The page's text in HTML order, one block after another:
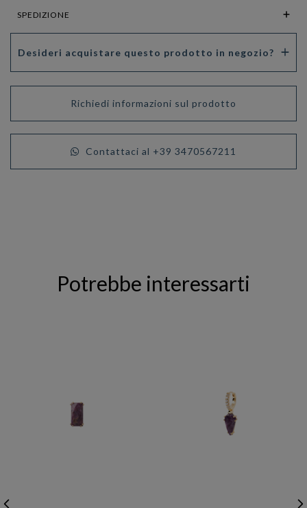
SPEDIZIONE
Desideri acquistare questo prodotto in negozio?
Richiedi informazioni sul prodotto
Contattaci al +39 3470567211
Potrebbe interessarti